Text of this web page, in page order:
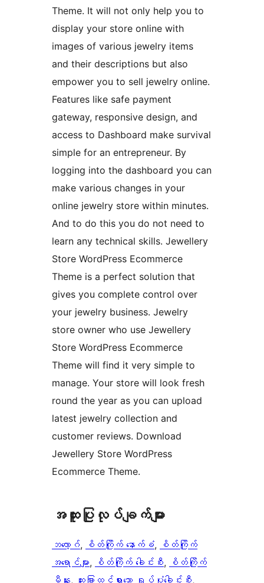
Theme. It will not only help you to
display your store online with
images of various jewelry items
and their descriptions but also
empower you to sell jewelry online.
Features like safe payment
gateway, responsive design, and
access to Dashboard make survival
simple for an entrepreneur. By
logging into the dashboard you can
make various changes in your
online jewelry store within minutes.
And to do this you do not need to
learn any technical skills. Jewellery
Store WordPress Ecommerce
Theme is a perfect solution that
gives you complete control over
your jewelry business. Jewelry
store owner who use Jewellery
Store WordPress Ecommerce
Theme will find it very simple to
manage. Your store will look fresh
round the year as you can upload
latest jewelry collection and
customer reviews. Download
Jewellery Store WordPress
Ecommerce Theme.
အ​ထူး​ပြု​လုပ်​ချက်​များ
ဘလော့ဂ်, စိတ်ကြိုက် နောက်ခံ,
စိတ်ကြိုက်
အရောင်များ, စိတ်ကြိုက် ခေါင်းစီး,
စိတ်ကြိုက်
မီနူး, ထူးခြားထင်ရှားသော ရုပ်ပုံခေါင်းစီး